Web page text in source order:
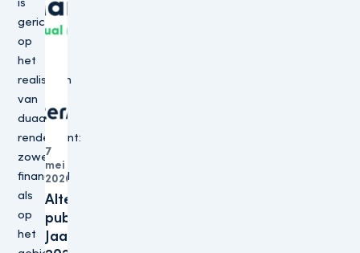
is
gericht
op
het
realiseren
van
duaal
rendement:
zowel
financieel
als
op
het
Altera
publiceert
Jaarverslagen
7
mei
2026